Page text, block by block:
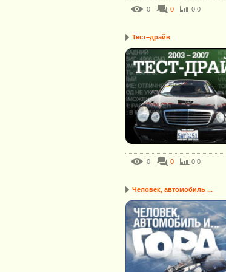
0 0 0.0
Тест–драйв
0 0 0.0
Человек, автомобиль ...